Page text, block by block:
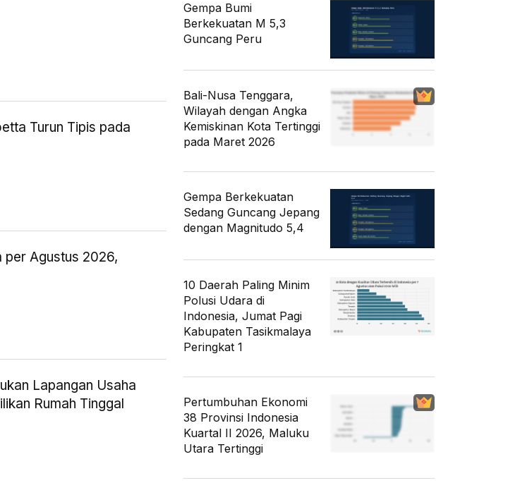
Turun Tipis pada
per Agustus 2026,
Lapangan Usaha
Rumah Tinggal
Gempa Bumi
Berkekuatan M 5,3
Guncang Peru
Bali-Nusa Tenggara,
Wilayah dengan Angka
Kemiskinan Kota Tertinggi
pada Maret 2026
Gempa Berkekuatan
Sedang Guncang Jepang
dengan Magnitudo 5,4
10 Daerah Paling Minim
Polusi Udara di
Indonesia, Jumat Pagi
Kabupaten Tasikmalaya
Peringkat 1
Pertumbuhan Ekonomi
38 Provinsi Indonesia
Kuartal II 2026, Maluku
Utara Tertinggi